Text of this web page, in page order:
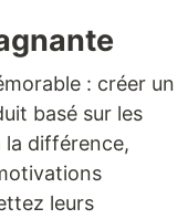
: créer un
basé sur les
la différence,
leurs